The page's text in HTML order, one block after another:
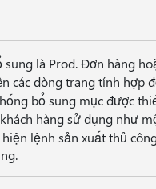
sung là Prod. Đơn hàng
các dòng trang tính hợp
bổ sung mục được
hàng sử dụng như
lệnh sản xuất thủ